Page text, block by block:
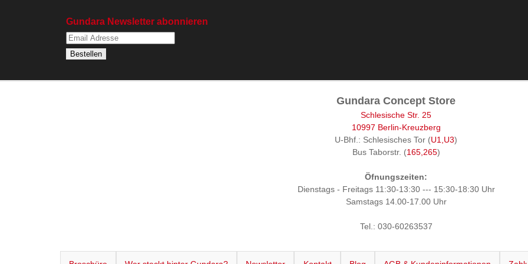
Gundara Newsletter abonnieren
Gundara Concept Store
Schlesische Str. 25
10997 Berlin-Kreuzberg
U-Bhf.: Schlesisches Tor (U1,U3)
Bus Taborstr. (165,265)
Öfnungszeiten:
Dienstags - Freitags 11:30-13:30 --- 15:30-18:30 Uhr
Samstags 14.00-17.00 Uhr
Tel.: 030-60263537